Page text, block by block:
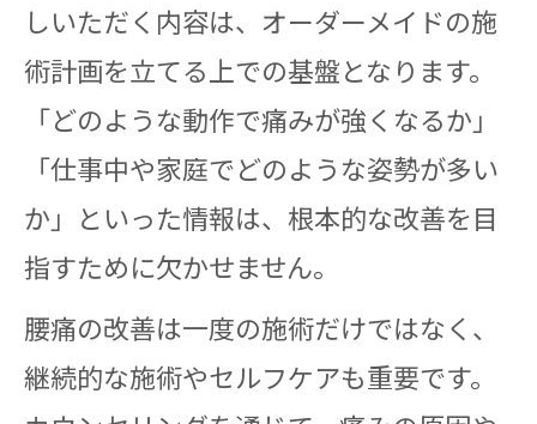
しいただく内容は、オーダーメイドの施
術計画を立てる上での基盤となります。
「どのような動作で痛みが強くなるか」
「仕事中や家庭でどのような姿勢が多い
か」といった情報は、根本的な改善を目
指すために欠かせません。
腰痛の改善は一度の施術だけではなく、
継続的な施術やセルフケアも重要です。